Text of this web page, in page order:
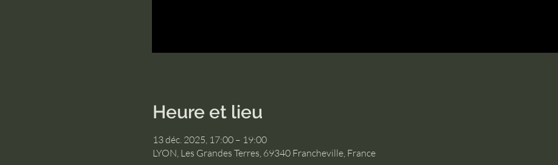
Heure et lieu
13 déc. 2025, 17:00 – 19:00
LYON, Les Grandes Terres, 69340 Francheville, France